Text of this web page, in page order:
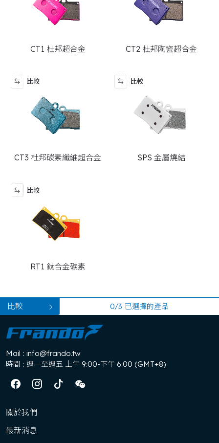
RT 系列
CT1 杜邦超合金 CT2 杜邦陶瓷超合金
比較
CT3 杜邦碳素纖維超合金
比較
SPS 金屬燒結
比較
RT1 鈦合金碳素
比較 0/3 已選擇的產品
Mail : info@frando.tw
時間 : 週一至週五 上午 9:00-下午 6:00 (GMT+8)
關於我們
最新消息